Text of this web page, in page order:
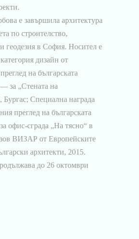
е завършила архитектура
по строителство,
геодезия в София. Носител е
дизайн от
на българската
за „Стената на
Бургас; Специална награда
преглед на българската
офис-сграда „На тясно“ в
ВИЗАР от Европейските
архитекти, 2015.
до 26 октомври